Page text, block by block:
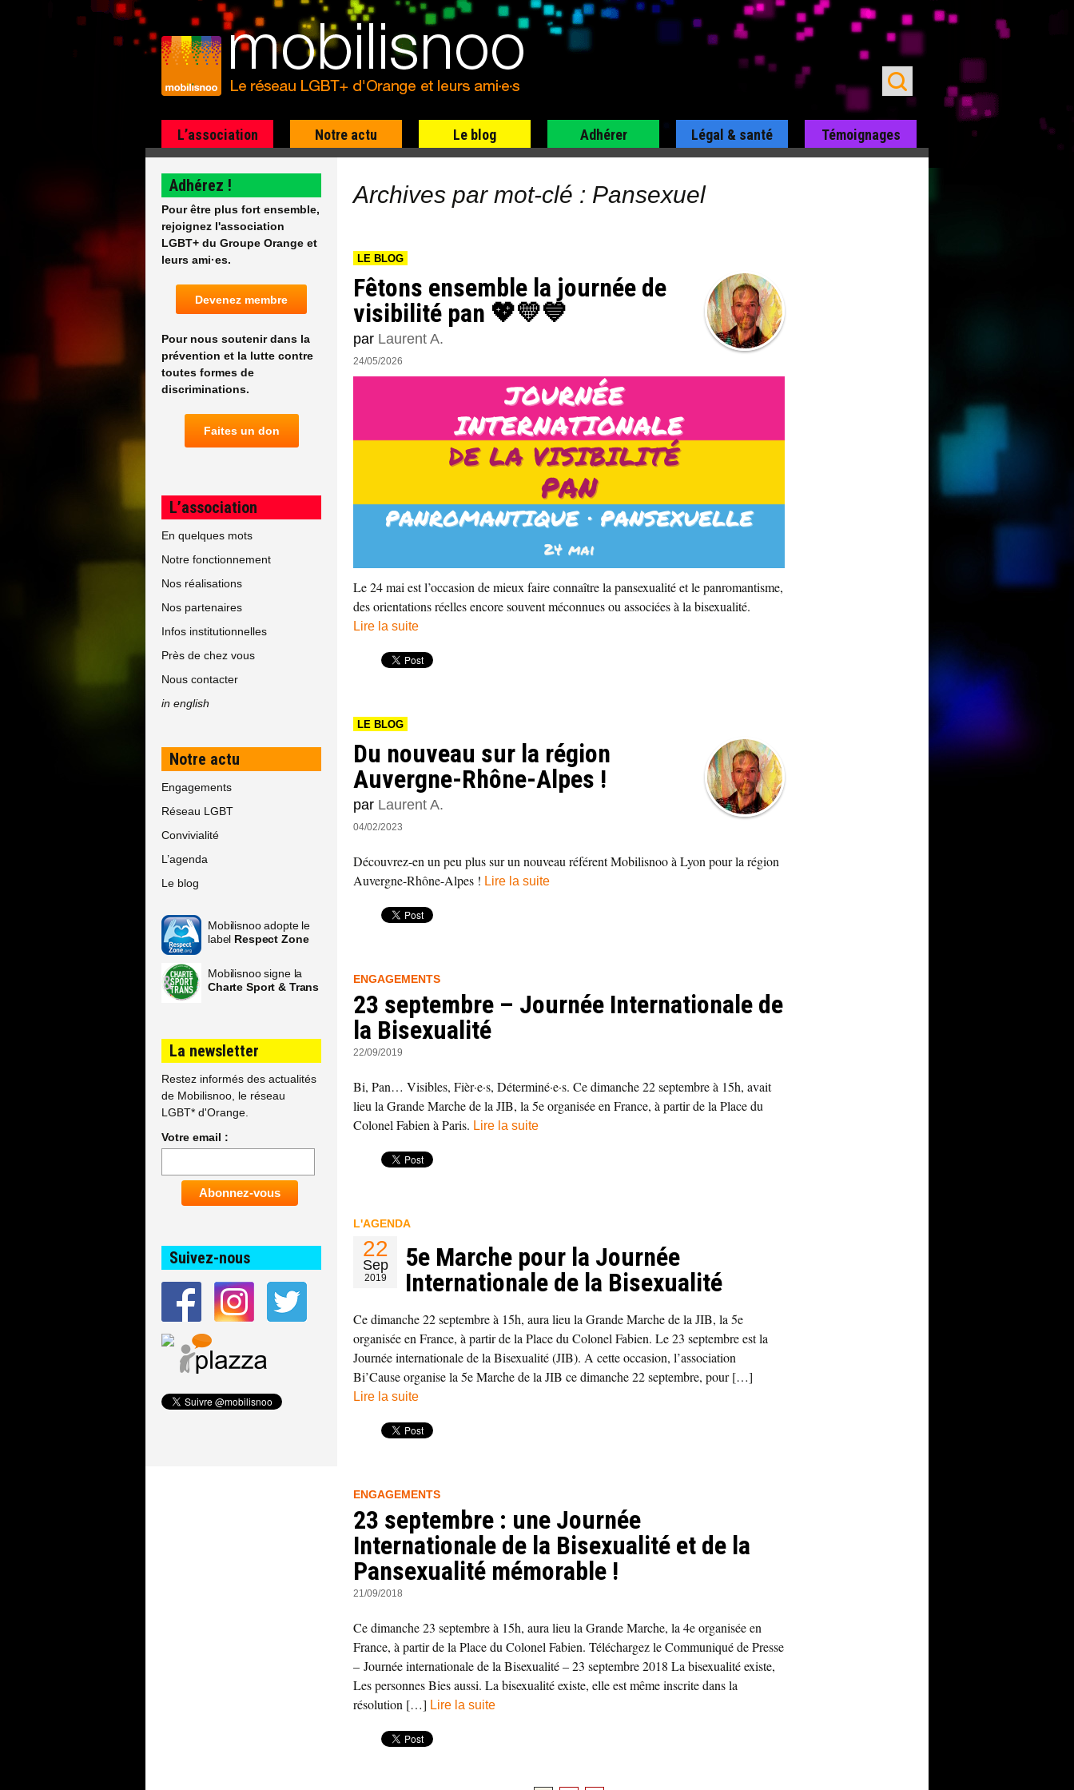
L’association Notre actu Le blog Adhérer Légal & santé Témoignages
Archives par mot-clé : Pansexuel
LE BLOG
Fêtons ensemble la journée de
visibilité pan 💖💛💙
par Laurent A.
24/05/2026
Le 24 mai est l’occasion de mieux faire connaître la pansexualité et le panromantisme,
des orientations réelles encore souvent méconnues ou associées à la bisexualité.
Lire la suite
LE BLOG
Du nouveau sur la région
Auvergne-Rhône-Alpes !
par Laurent A.
04/02/2023
Découvrez-en un peu plus sur un nouveau référent Mobilisnoo à Lyon pour la région
Auvergne-Rhône-Alpes ! Lire la suite
ENGAGEMENTS
23 septembre – Journée Internationale de
la Bisexualité
22/09/2019
Bi, Pan… Visibles, Fièr·e·s, Déterminé·e·s. Ce dimanche 22 septembre à 15h, avait
lieu la Grande Marche de la JIB, la 5e organisée en France, à partir de la Place du
Colonel Fabien à Paris. Lire la suite
L'AGENDA
22
Sep
2019
5e Marche pour la Journée
Internationale de la Bisexualité
Ce dimanche 22 septembre à 15h, aura lieu la Grande Marche de la JIB, la 5e
organisée en France, à partir de la Place du Colonel Fabien. Le 23 septembre est la
Journée internationale de la Bisexualité (JIB). A cette occasion, l’association
Bi’Cause organise la 5e Marche de la JIB ce dimanche 22 septembre, pour […]
Lire la suite
ENGAGEMENTS
23 septembre : une Journée
Internationale de la Bisexualité et de la
Pansexualité mémorable !
21/09/2018
Ce dimanche 23 septembre à 15h, aura lieu la Grande Marche, la 4e organisée en
France, à partir de la Place du Colonel Fabien. Téléchargez le Communiqué de Presse
– Journée internationale de la Bisexualité – 23 septembre 2018 La bisexualité existe,
Les personnes Bies aussi. La bisexualité existe, elle est même inscrite dans la
résolution […] Lire la suite
Adhérez !
Pour être plus fort ensemble,
rejoignez l'association
LGBT+ du Groupe Orange et
leurs ami·es.
Devenez membre
Pour nous soutenir dans la
prévention et la lutte contre
toutes formes de
discriminations.
Faites un don
L’association
En quelques mots
Notre fonctionnement
Nos réalisations
Nos partenaires
Infos institutionnelles
Près de chez vous
Nous contacter
in english
Notre actu
Engagements
Réseau LGBT
Convivialité
L’agenda
Le blog
Mobilisnoo adopte le
label Respect Zone
Mobilisnoo signe la
Charte Sport & Trans
La newsletter
Restez informés des actualités
de Mobilisnoo, le réseau
LGBT* d'Orange.
Votre email :
Suivez-nous